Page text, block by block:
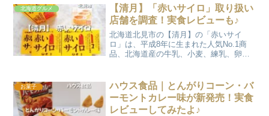
も評判が良く2021年2月にも期間限定で販
売され...
北海道グルメ
【清月】「赤いサイロ」取り扱い
店舗を調査！実食レビューも♪
北海道北見市の【清月】の「赤いサイ
ロ」は、平成8年に生まれた人気No.1商
品、北海道産の牛乳、小麦、練乳、卵を
五輪のカーリング女子日本代表「LOCO
SOLARE（L...
お菓子
ハウス食品｜とんがりコーン・バ
ーモントカレー味が新発売！実食
レビューしてみたよ♪